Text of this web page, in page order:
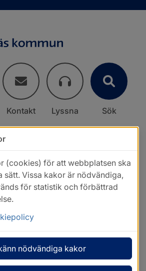
Kontakt Lyssna Sök
(cookies) för att webbplatsen ska
sätt. Vissa kakor är nödvändiga,
för statistik och förbättrad
nödvändiga kakor